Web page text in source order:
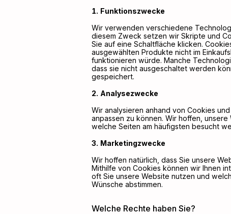
Funktionszwecke
Wir verwenden verschiedene
diesem Zweck setzen wir Skripte und
Sie auf eine Schaltfläche klicken.
ausgewählten Produkte nicht im
funktionieren würde. Manche
dass sie nicht ausgeschaltet werden
gespeichert.
Analysezwecke
Wir analysieren anhand von Cookies
anpassen zu können. Wir hoffen,
welche Seiten am häufigsten besucht
Marketingzwecke
Wir hoffen natürlich, dass Sie unsere
Mithilfe von Cookies können wir Ihnen
oft Sie unsere Website nutzen und
Wünsche abstimmen.
Welche Rechte haben Sie?